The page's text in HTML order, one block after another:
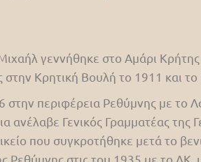
γεννήθηκε στο Αμάρι
Κρητική Βουλή το 1911 και το
στην περιφέρεια Ρεθύμνης με το
ανέλαβε Γενικός Γραμματέας της
που συγκροτήθηκε μετά το
Ρεθύμνης στις του 1935 με το